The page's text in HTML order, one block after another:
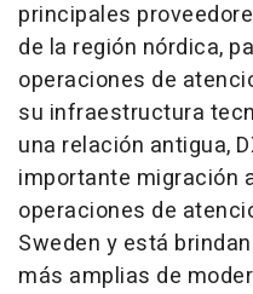
principales
de la región nórdica,
operaciones de
su infraestructura
una relación antigua,
importante migración
operaciones de
Sweden y está
más amplias de